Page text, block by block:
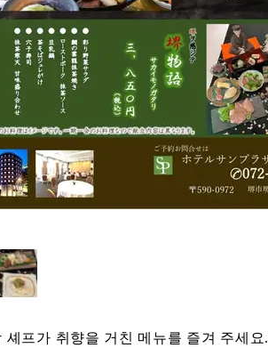
프가 취향을 거친 메뉴를 즐겨 주세요.